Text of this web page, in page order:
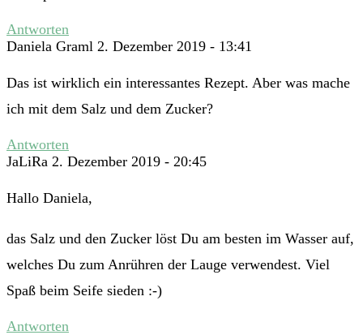
Antworten
Daniela Graml 2. Dezember 2019 - 13:41
Das ist wirklich ein interessantes Rezept. Aber was mache
ich mit dem Salz und dem Zucker?
Antworten
JaLiRa 2. Dezember 2019 - 20:45
Hallo Daniela,
das Salz und den Zucker löst Du am besten im Wasser auf,
welches Du zum Anrühren der Lauge verwendest. Viel
Spaß beim Seife sieden :-)
Antworten